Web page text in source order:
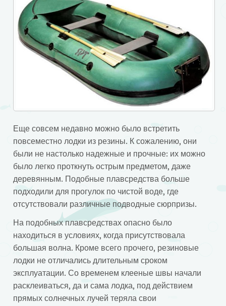
Еще совсем недавно можно было встретить
повсеместно лодки из резины. К сожалению, они
были не настолько надежные и прочные: их можно
было легко проткнуть острым предметом, даже
деревянным. Подобные плавсредства больше
подходили для прогулок по чистой воде, где
отсутствовали различные подводные сюрпризы.
На подобных плавсредствах опасно было
находиться в условиях, когда присутствовала
большая волна. Кроме всего прочего, резиновые
лодки не отличались длительным сроком
эксплуатации. Со временем клееные швы начали
расклеиваться, да и сама лодка, под действием
прямых солнечных лучей теряла свои